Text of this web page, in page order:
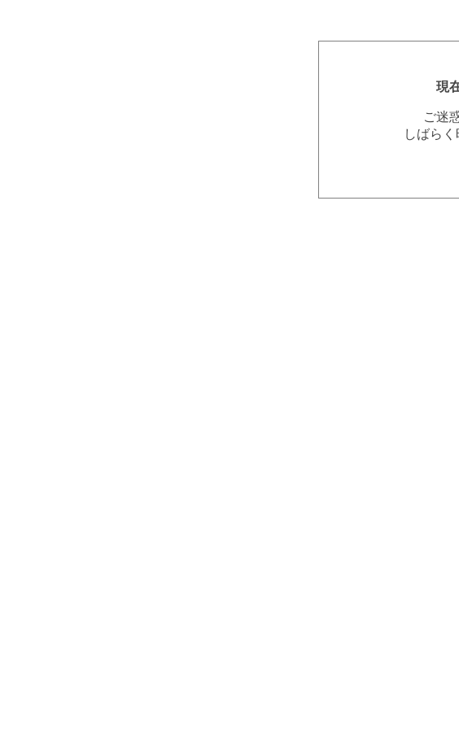
現
ご迷
しばら